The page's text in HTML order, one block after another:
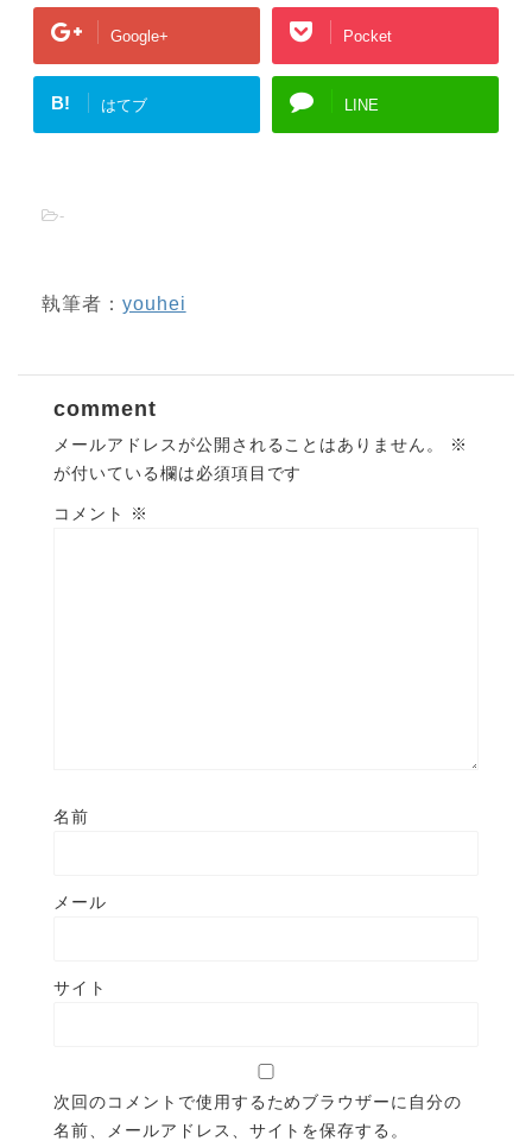
Google+ Pocket
B! はてブ LINE
-
執筆者： youhei
comment
メールアドレスが公開されることはありません。
※
が付いている欄は必須項目です
コメント ※
名前
メール
サイト
次回のコメントで使用するためブラウザーに自分の
名前、メールアドレス、サイトを保存する。